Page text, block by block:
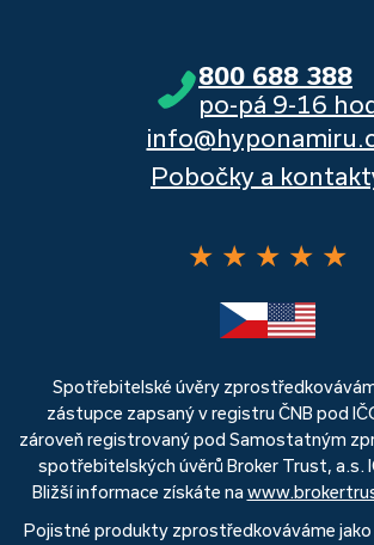
800 688 388
po-pá 9-16
Pobočky a
★ ★ ★ ★ ★
Spotřebitelské úvěry
zástupce zapsaný v registru ČNB pod
zároveň registrovaný pod Samostatným
spotřebitelských úvěrů Broker Trust, a.s.
Bližší informace získáte na
Pojistné produkty zprostředkováváme